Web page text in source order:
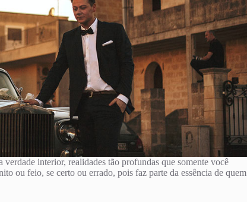
interior, realidades tão profundas que somente você
ou feio, se certo ou errado, pois faz parte da essência de quem